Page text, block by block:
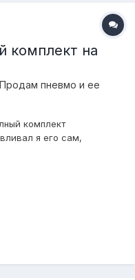
комплект на
Продам пневмо и ее
комплект
я его сам,
Rubena
A2 4 контура